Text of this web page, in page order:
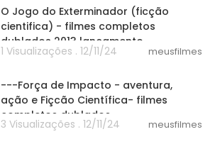
O Jogo do Exterminador (ficção
cientifica) - filmes completos
dublados 2013 lançamento.
1 Visualizações . 12/11/24 meusfilmes
---Força de Impacto - aventura,
ação e Fiçcão Científica- filmes
completos dublados
3 Visualizações . 12/11/24 meusfilmes